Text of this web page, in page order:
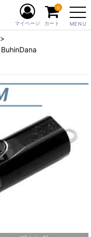
MENU
マイページ カート
0